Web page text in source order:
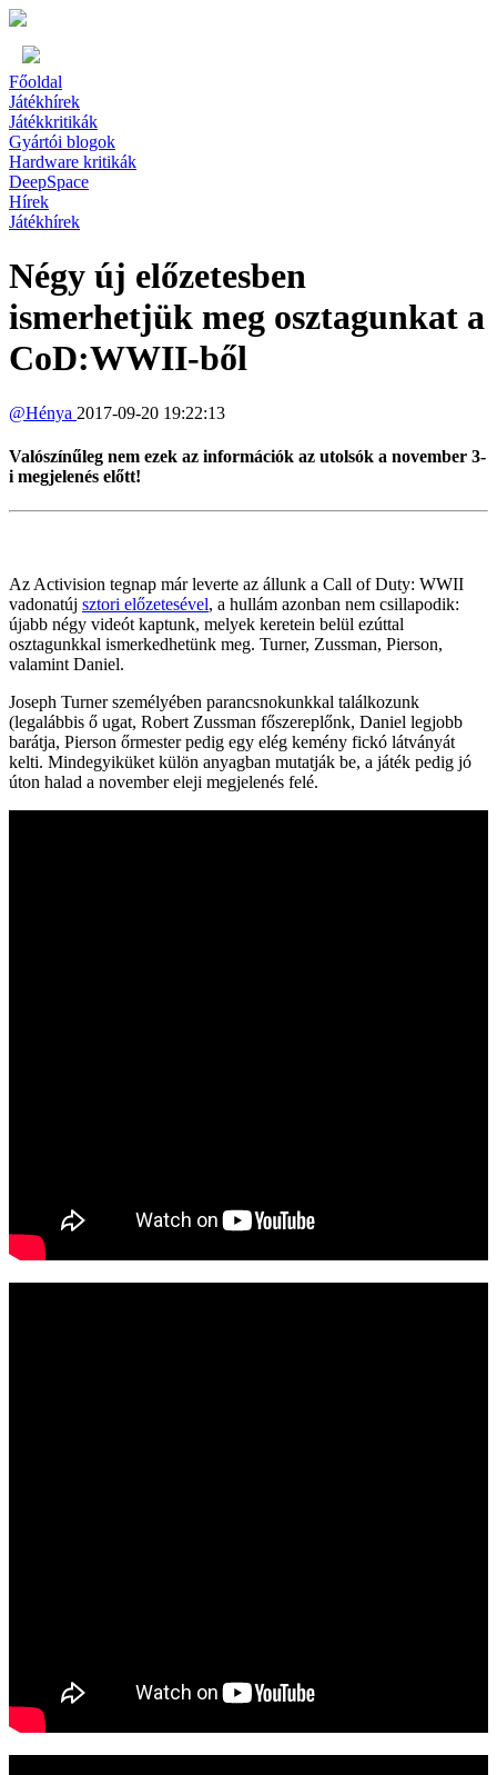
Főoldal
Játékhírek
Játékkritikák
Gyártói blogok
Hardware kritikák
DeepSpace
Hírek
Játékhírek
Négy új előzetesben
ismerhetjük meg osztagunkat a
CoD:WWII-ből
@Hénya 2017-09-20 19:22:13
Valószínűleg nem ezek az információk az utolsók a november 3-
i megjelenés előtt!
Az Activision tegnap már leverte az állunk a Call of Duty: WWII
vadonatúj sztori előzetesével, a hullám azonban nem csillapodik:
újabb négy videót kaptunk, melyek keretein belül ezúttal
osztagunkkal ismerkedhetünk meg. Turner, Zussman, Pierson,
valamint Daniel.
Joseph Turner személyében parancsnokunkkal találkozunk
(legalábbis ő ugat, Robert Zussman főszereplőnk, Daniel legjobb
barátja, Pierson őrmester pedig egy elég kemény fickó látványát
kelti. Mindegyiküket külön anyagban mutatják be, a játék pedig jó
úton halad a november eleji megjelenés felé.